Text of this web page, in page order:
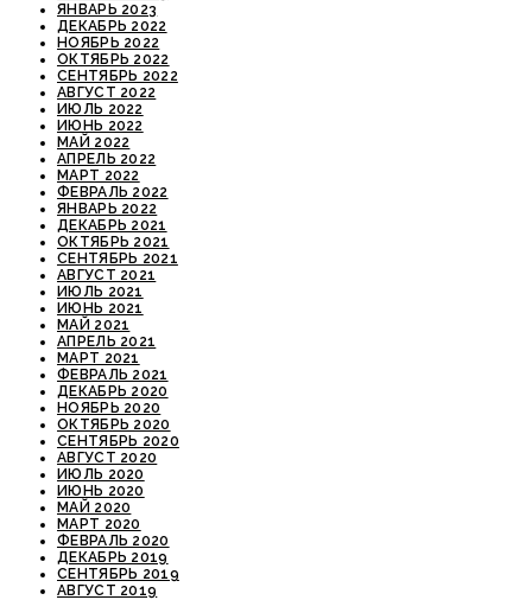
ЯНВАРЬ 2023
ДЕКАБРЬ 2022
НОЯБРЬ 2022
ОКТЯБРЬ 2022
СЕНТЯБРЬ 2022
АВГУСТ 2022
ИЮЛЬ 2022
ИЮНЬ 2022
МАЙ 2022
АПРЕЛЬ 2022
МАРТ 2022
ФЕВРАЛЬ 2022
ЯНВАРЬ 2022
ДЕКАБРЬ 2021
ОКТЯБРЬ 2021
СЕНТЯБРЬ 2021
АВГУСТ 2021
ИЮЛЬ 2021
ИЮНЬ 2021
МАЙ 2021
АПРЕЛЬ 2021
МАРТ 2021
ФЕВРАЛЬ 2021
ДЕКАБРЬ 2020
НОЯБРЬ 2020
ОКТЯБРЬ 2020
СЕНТЯБРЬ 2020
АВГУСТ 2020
ИЮЛЬ 2020
ИЮНЬ 2020
МАЙ 2020
МАРТ 2020
ФЕВРАЛЬ 2020
ДЕКАБРЬ 2019
СЕНТЯБРЬ 2019
АВГУСТ 2019